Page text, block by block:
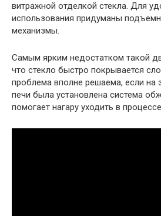
витражной отделкой стекла. Для
использования придуманы
механизмы.
Самым ярким недостатком такой
что стекло быстро покрывается
проблема вполне решаема, если на
печи была установлена система
помогает нагару уходить в